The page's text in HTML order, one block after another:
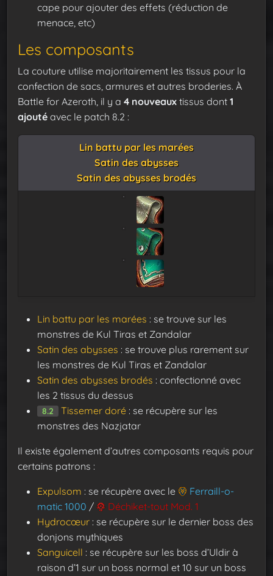
cape pour ajouter des effets (réduction de
menace, etc)
Les composants
La couture utilise majoritairement les tissus pour la
confection de sacs, armures et autres broderies. À
Battle for Azeroth, il y a 4 nouveaux tissus dont 1
ajouté avec le patch 8.2 :
Lin battu par les marées
Satin des abysses
Satin des abysses brodés
Lin battu par les marées : se trouve sur les
monstres de Kul Tiras et Zandalar
Satin des abysses : se trouve plus rarement sur
les monstres de Kul Tiras et Zandalar
Satin des abysses brodés : confectionné avec
les 2 tissus du dessus
8.2 Tissemer doré : se récupère sur les
monstres des Nazjatar
Il existe également d’autres composants requis pour
certains patrons :
Expulsom : se récupère avec le
Ferraill-o-
matic 1000 /
Déchiket-tout Mod. 1
Hydrocœur : se récupère sur le dernier boss des
donjons mythiques
Sanguicell : se récupère sur les boss d’Uldir à
raison d’1 sur un boss normal et 10 sur un boss